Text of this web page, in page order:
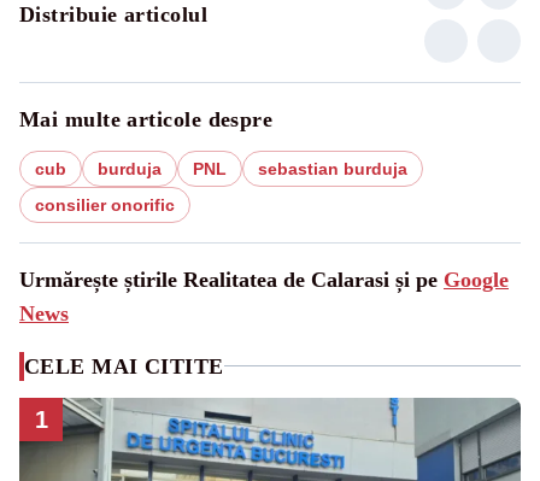
Distribuie articolul
Mai multe articole despre
cub burduja PNL
sebastian burduja
consilier onorific
Urmărește știrile Realitatea de Calarasi și pe Google
News
CELE MAI CITITE
1